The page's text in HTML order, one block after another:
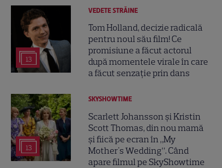
13
VEDETE STRĂINE
Tom Holland, decizie radicală
pentru noul său film! Ce
promisiune a făcut actorul
după momentele virale în care
a făcut senzație prin dans
13
SKYSHOWTIME
Scarlett Johansson și Kristin
Scott Thomas, din nou mamă
și fiică pe ecran în „My
Mother's Wedding”. Când
apare filmul pe SkyShowtime